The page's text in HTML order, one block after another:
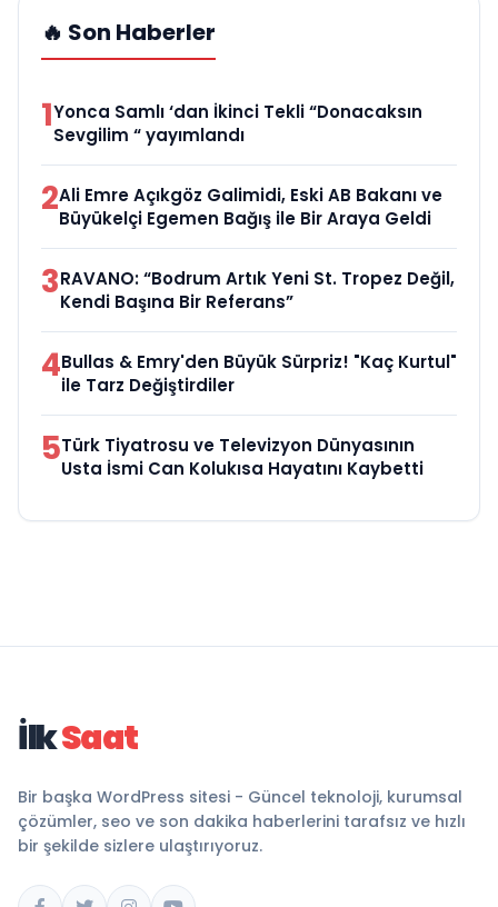
🔥 Son Haberler
1Yonca Samlı ‘dan İkinci Tekli “Donacaksın
Sevgilim “ yayımlandı
2Ali Emre Açıkgöz Galimidi, Eski AB Bakanı ve
Büyükelçi Egemen Bağış ile Bir Araya Geldi
3RAVANO: “Bodrum Artık Yeni St. Tropez Değil,
Kendi Başına Bir Referans”
4Bullas & Emry'den Büyük Sürpriz! "Kaç Kurtul"
ile Tarz Değiştirdiler
5Türk Tiyatrosu ve Televizyon Dünyasının
Usta İsmi Can Kolukısa Hayatını Kaybetti
İlkSaat
Bir başka WordPress sitesi - Güncel teknoloji, kurumsal
çözümler, seo ve son dakika haberlerini tarafsız ve hızlı
bir şekilde sizlere ulaştırıyoruz.